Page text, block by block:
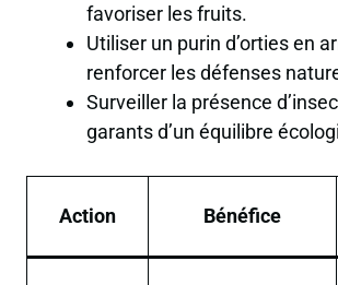
favoriser les fruits.
Utiliser un purin d’orties en
renforcer les défenses
Surveiller la présence
garants d’un équilibre
Action Bénéfice